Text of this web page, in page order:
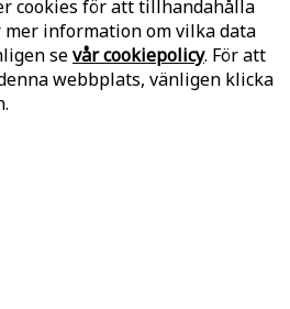
cookies för att tillhandahålla
information om vilka data
sevår cookiepolicy. För att
webbplats, vänligen klicka